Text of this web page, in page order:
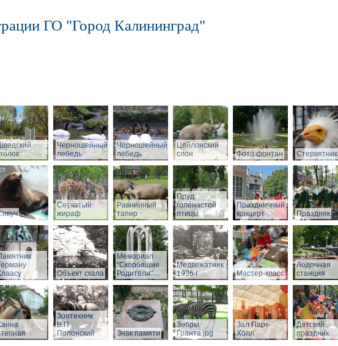
ГО "Город Калининград"
Черношейный
лебедь
Черношейный
лебедь
Цейлонский
слон
Фото фонтан Стервятник
Сетчатый
жираф
Равнинный
тапир
Пруд
голенастой
птицы
Праздничный
концерт
Праздник
Объект скала
Мемориал
"Скорбящие
Родители"
Медвежатник
1936 г
Мастер-класс
Лодочная
станция
Зоотехник
В.П.
Полонский
Знак памяти
Зебры
Гранта.jpg
Зал Парк-
Холл
Детский
праздник